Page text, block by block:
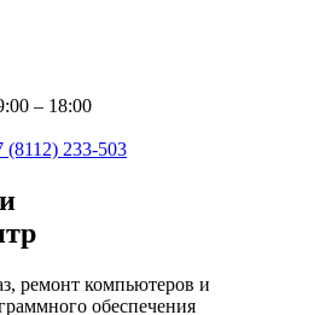
– 18:00
(8112) 233-503
ремонт компьютеров и
обеспечения